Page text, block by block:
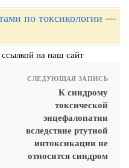
по токсикологии —
на наш сайт
СЛЕДУЮЩАЯ ЗАПИСЬ
К синдрому
токсической
энцефалопатии
вследствие ртутной
интоксикации не
относится синдром